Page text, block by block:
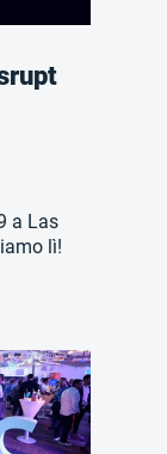
a Las
lì!